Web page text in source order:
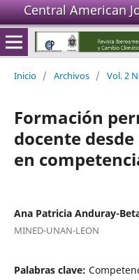
Central American
Inicio / Archivos / Vol. 2
Formación
docente
en
Ana Patricia Anduray-
MINED-UNAN-LEON
Palabras clave: